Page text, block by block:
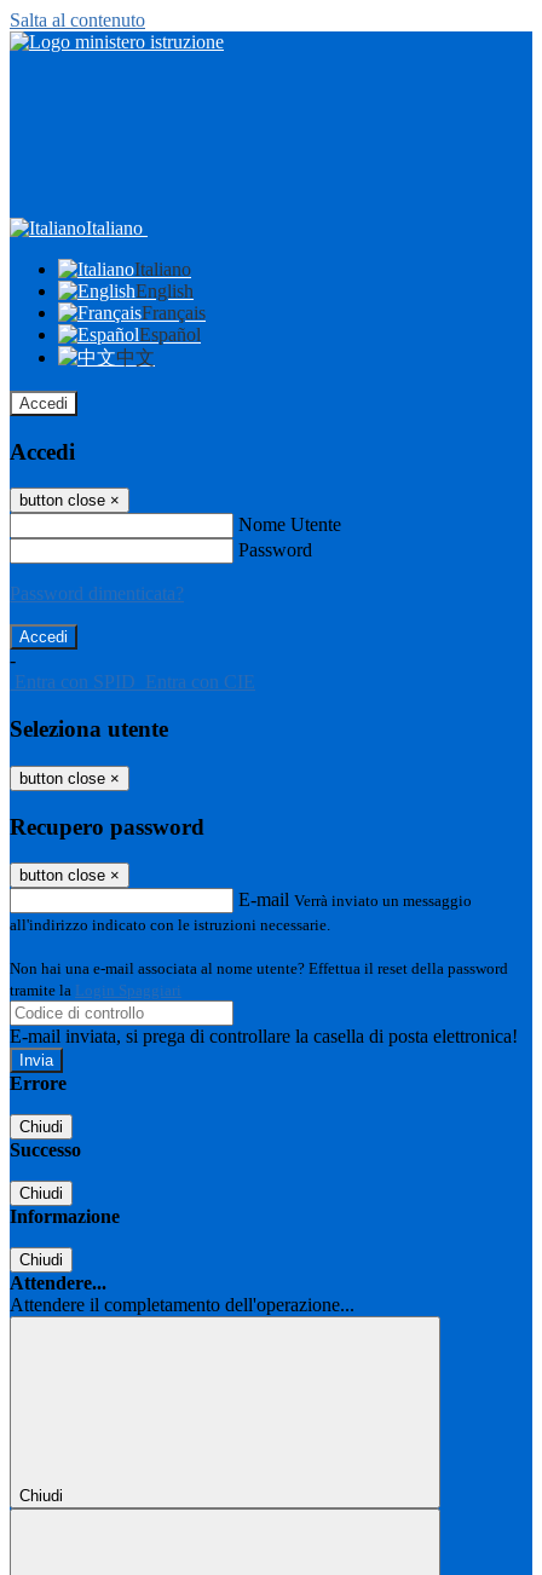
Salta al contenuto
Italiano
Italiano
English
Français
Español
中文
Accedi
Accedi
button close ×
Nome Utente
Password
Password dimenticata?
-
Entra con SPID Entra con CIE
Seleziona utente
button close ×
Recupero password
button close ×
E-mail Verrà inviato un messaggio
all'indirizzo indicato con le istruzioni necessarie.
Non hai una e-mail associata al nome utente? Effettua il reset della password
tramite la Login Spaggiari
E-mail inviata, si prega di controllare la casella di posta elettronica!
Errore
Chiudi
Successo
Chiudi
Informazione
Chiudi
Attendere...
Attendere il completamento dell'operazione...
Chiudi